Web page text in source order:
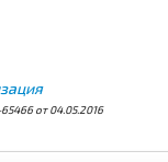
от 04.05.2016